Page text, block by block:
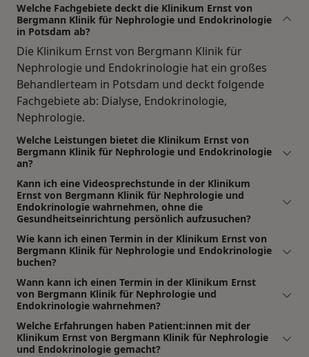
Welche Fachgebiete deckt die Klinikum Ernst von
Bergmann Klinik für Nephrologie und Endokrinologie
in Potsdam ab?
Die Klinikum Ernst von Bergmann Klinik für
Nephrologie und Endokrinologie hat ein großes
Behandlerteam in Potsdam und deckt folgende
Fachgebiete ab: Dialyse, Endokrinologie,
Nephrologie.
Welche Leistungen bietet die Klinikum Ernst von
Bergmann Klinik für Nephrologie und Endokrinologie
an?
Kann ich eine Videosprechstunde in der Klinikum
Ernst von Bergmann Klinik für Nephrologie und
Endokrinologie wahrnehmen, ohne die
Gesundheitseinrichtung persönlich aufzusuchen?
Wie kann ich einen Termin in der Klinikum Ernst von
Bergmann Klinik für Nephrologie und Endokrinologie
buchen?
Wann kann ich einen Termin in der Klinikum Ernst
von Bergmann Klinik für Nephrologie und
Endokrinologie wahrnehmen?
Welche Erfahrungen haben Patient:innen mit der
Klinikum Ernst von Bergmann Klinik für Nephrologie
und Endokrinologie gemacht?